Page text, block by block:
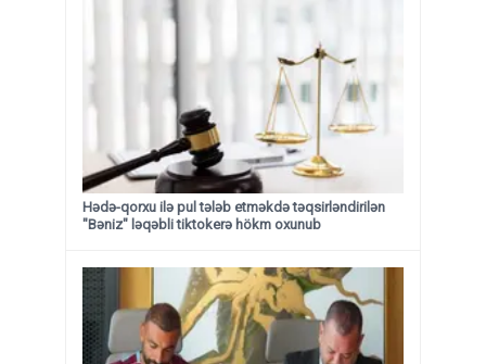
Hədə-qorxu ilə pul tələb etməkdə təqsirləndirilən
"Bəniz" ləqəbli tiktokerə hökm oxunub